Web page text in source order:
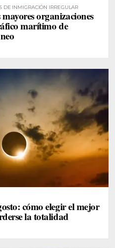
DE INMIGRACIÓN IRREGULAR
organizaciones
marítimo de
cómo elegir el mejor
la totalidad